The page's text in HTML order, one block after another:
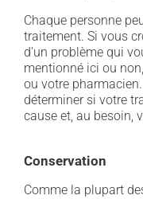
Chaque personne
traitement. Si vous
d'un problème qui
mentionné ici ou
ou votre
déterminer si votre
cause et, au besoin,
Conservation
Comme la plupart